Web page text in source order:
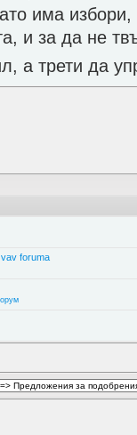
има
и за да не
а трети да
foruma